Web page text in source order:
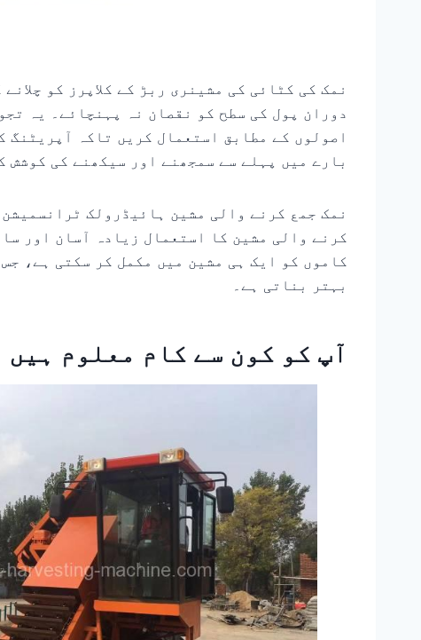
نمک کی کٹائی کی مشینری ربڑ کے کلاپرز کو
دوران پول کی سطح کو نقصان نہ پہنچائے۔ یہ
اصولوں کے مطابق استعمال کریں تاکہ
بارے میں پہلے سے سمجھنے اور سیکھنے کی کوشش
نمک جمع کرنے والی مشین ہائیڈرولک
کرنے والی مشین کا استعمال زیادہ آسان اور
کاموں کو ایک ہی مشین میں مکمل کر سکتی ہے،
بہتر بناتی ہے۔
آپ کو کون سے کام معلوم ہیں